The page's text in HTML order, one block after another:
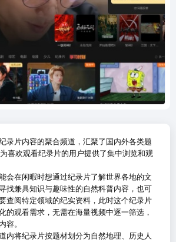
录片内容的聚合频道，汇聚了国内外各类题
为喜欢观看纪录片的用户提供了集中浏览和观
会在闲暇时想通过纪录片了解世界各地的文
找兼具知识与趣味性的自然科普内容，也可
查阅特定领域的纪实资料，此时这个纪录片
的观看需求，无需在海量视频中逐一筛选，
容。
内将纪录片按题材划分为自然地理、历史人